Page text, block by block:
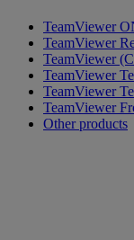
TeamViewer
TeamViewer
TeamViewer
TeamViewer
TeamViewer
TeamViewer
Other products